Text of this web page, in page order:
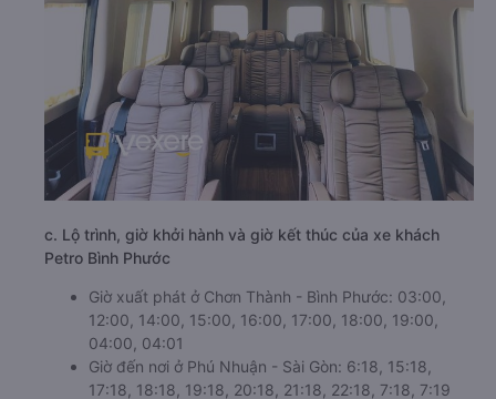
c. Lộ trình, giờ khởi hành và giờ kết thúc của xe khách
Petro Bình Phước
Giờ xuất phát ở Chơn Thành - Bình Phước: 03:00,
12:00, 14:00, 15:00, 16:00, 17:00, 18:00, 19:00,
04:00, 04:01
Giờ đến nơi ở Phú Nhuận - Sài Gòn: 6:18, 15:18,
17:18, 18:18, 19:18, 20:18, 21:18, 22:18, 7:18, 7:19